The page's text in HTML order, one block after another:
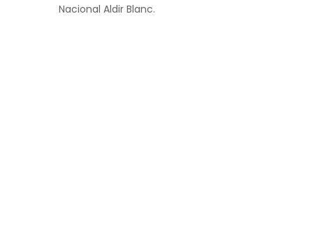
Nacional Aldir Blanc.